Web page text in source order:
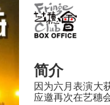
简介
因为六月表演大
应邀再次在艺穗